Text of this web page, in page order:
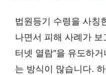
법원등기 수령을 사칭
나면서 피해 사례가 보
터넷 열람”을 유도하
는 방식이 많습니다.